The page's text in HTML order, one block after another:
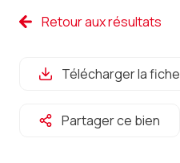
ventes
vendus
Retour aux résultats
Télécharger la fiche
Partager ce bien